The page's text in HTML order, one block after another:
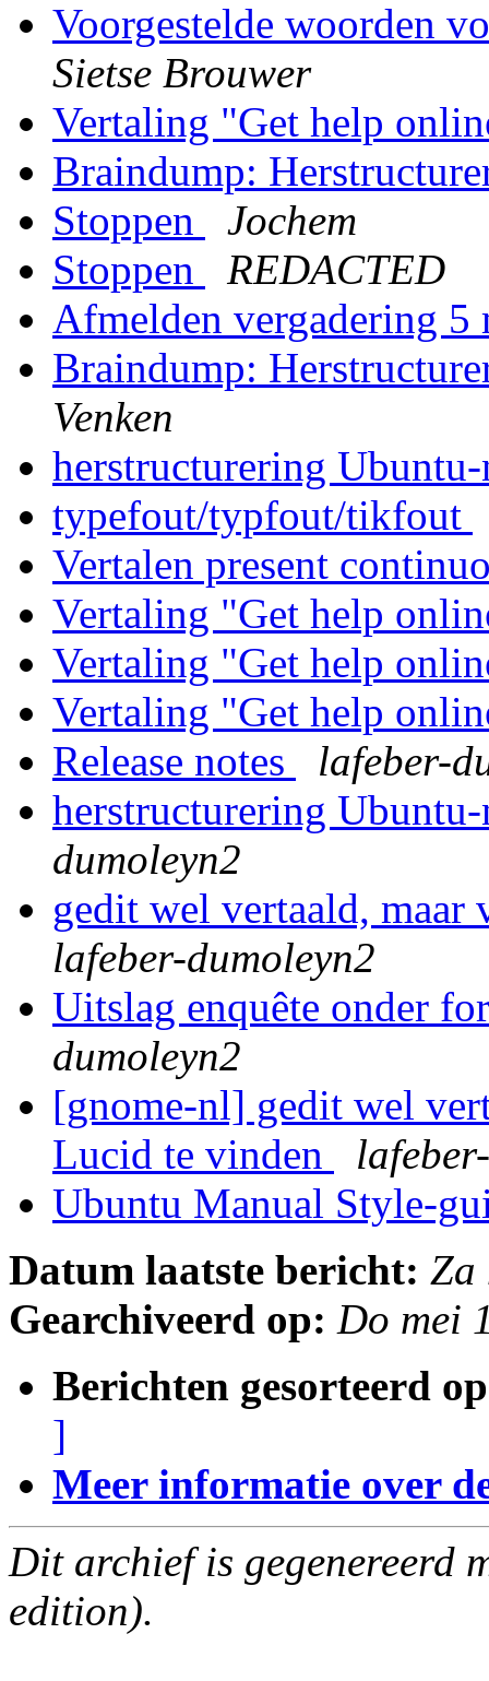
Voorgestelde woorden
Sietse Brouwer
Vertaling "Get help
Braindump:
Stoppen
Jochem
Stoppen
REDACTED
Afmelden vergadering
Braindump:
Venken
herstructurering
typefout/typfout/tikfout
Vertalen present
Vertaling "Get help
Vertaling "Get help
Vertaling "Get help
Release notes
lafeber-
herstructurering
dumoleyn2
gedit wel vertaald,
lafeber-dumoleyn2
Uitslag enquête onder
dumoleyn2
[gnome-nl] gedit wel
Lucid te vinden
Ubuntu Manual Style-
Datum laatste bericht: Za
Gearchiveerd op: Do mei
Berichten gesorteerd
]
Meer informatie over
Dit archief is gegenereerd
edition).